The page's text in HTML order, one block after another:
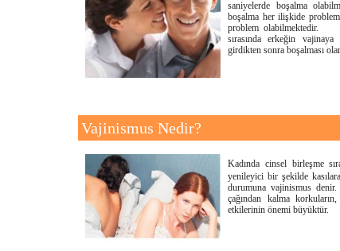
saniyelerde boşalma
boşalma her ilişkide
problem olabilmektedir.
sırasında erkeğin
girdikten sonra boşalması
Vajinismus Nedir?
Kadında cinsel birleşme
yenileyici bir şekilde
durumuna vajinismus
çağından kalma
etkilerinin önemi büyüktür.